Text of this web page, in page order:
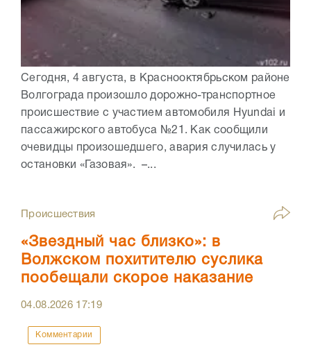
Сегодня, 4 августа, в Краснооктябрьском районе
Волгограда произошло дорожно-транспортное
происшествие с участием автомобиля Hyundai и
пассажирского автобуса №21. Как сообщили
очевидцы произошедшего, авария случилась у
остановки «Газовая». –...
Происшествия
«Звездный час близко»: в
Волжском похитителю суслика
пообещали скорое наказание
04.08.2026 17:19
Комментарии